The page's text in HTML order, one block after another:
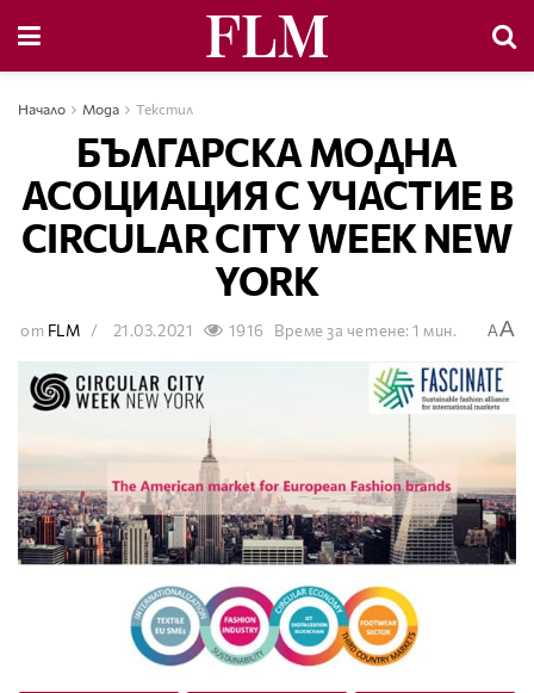
Начало Мода Текстил
БЪЛГАРСКА МОДНА
АСОЦИАЦИЯ С УЧАСТИЕ В
CIRCULAR CITY WEEK NEW
YORK
от FLM 21.03.2021 1916 Време за четене: 1 мин. AA